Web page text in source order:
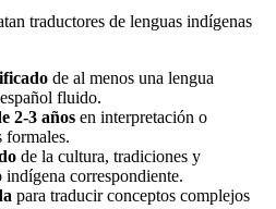
traductores de lenguas indígenas
de al menos una lengua
fluido.
2-3 años en interpretación o
formales.
de la cultura, tradiciones y
correspondiente.
para traducir conceptos complejos